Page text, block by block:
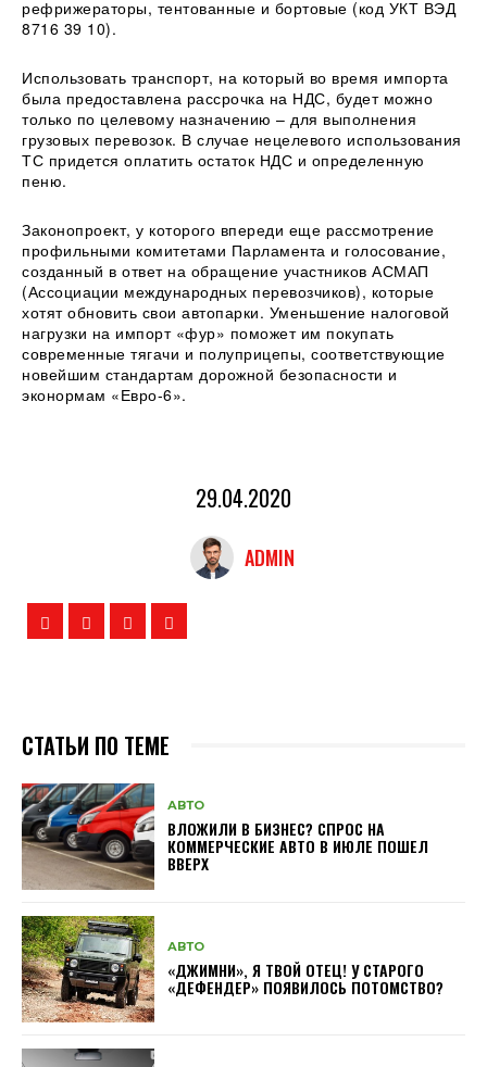
рефрижераторы, тентованные и бортовые (код УКТ ВЭД
8716 39 10).
Использовать транспорт, на который во время импорта
была предоставлена рассрочка на НДС, будет можно
только по целевому назначению – для выполнения
грузовых перевозок. В случае нецелевого использования
ТС придется оплатить остаток НДС и определенную
пеню.
Законопроект, у которого впереди еще рассмотрение
профильными комитетами Парламента и голосование,
созданный в ответ на обращение участников АСМАП
(Ассоциации международных перевозчиков), которые
хотят обновить свои автопарки. Уменьшение налоговой
нагрузки на импорт «фур» поможет им покупать
современные тягачи и полуприцепы, соответствующие
новейшим стандартам дорожной безопасности и
эконормам «Евро-6».
29.04.2020
ADMIN
СТАТЬИ ПО ТЕМЕ
АВТО
ВЛОЖИЛИ В БИЗНЕС? СПРОС НА
КОММЕРЧЕСКИЕ АВТО В ИЮЛЕ ПОШЕЛ
ВВЕРХ
АВТО
«ДЖИМНИ», Я ТВОЙ ОТЕЦ! У СТАРОГО
«ДЕФЕНДЕР» ПОЯВИЛОСЬ ПОТОМСТВО?